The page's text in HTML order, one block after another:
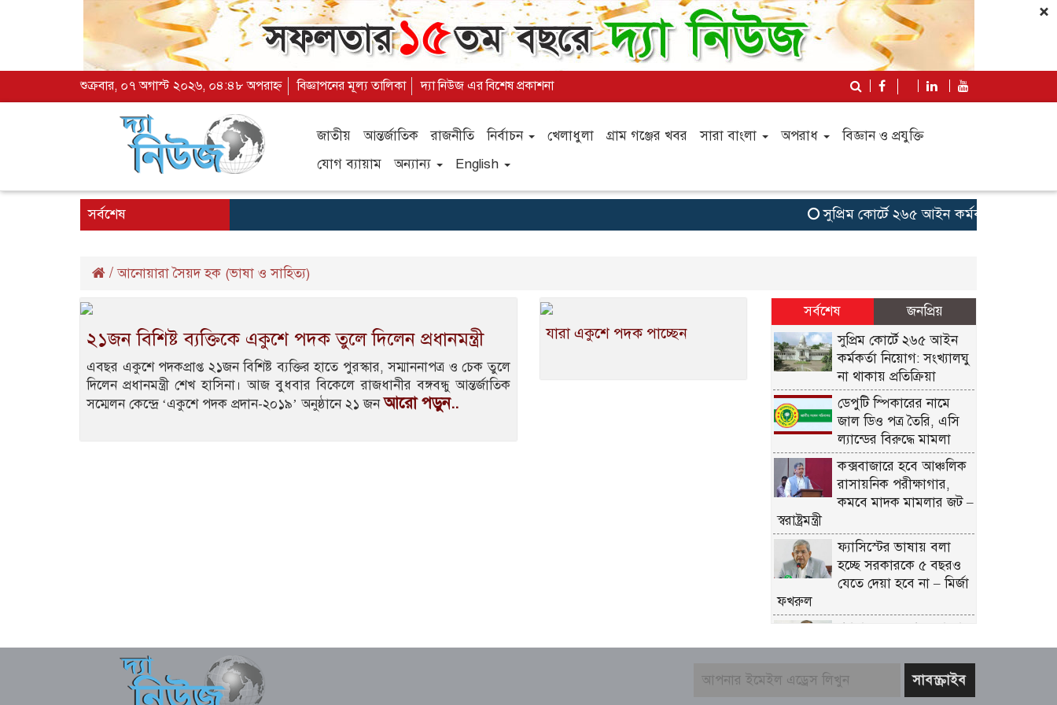
×
শুক্রবার, ০৭ অগাস্ট ২০২৬, ০৪:৪৮ অপরাহ্ন বিজ্ঞাপনের মূল্য তালিকা দ্যা নিউজ এর বিশেষ প্রকাশনা
জাতীয় আন্তর্জাতিক রাজনীতি নির্বাচন খেলাধুলা গ্রাম গঞ্জের খবর সারা বাংলা অপরাধ
বিজ্ঞান ও প্রযুক্তি
যোগ ব্যায়াম
অন্যান্য English
সর্বশেষ সুপ্রিম কোর্টে ২৬৫ আইন কর্মকর্তা নিয়োগ:
/আনোয়ারা সৈয়দ হক (ভাষা ও সাহিত্য)
২১জন বিশিষ্ট ব্যক্তিকে একুশে পদক তুলে দিলেন প্রধানমন্ত্রী
এবছর একুশে পদকপ্রাপ্ত ২১জন বিশিষ্ট ব্যক্তির হাতে পুরস্কার, সম্মাননাপত্র ও চেক তুলে
দিলেন প্রধানমন্ত্রী শেখ হাসিনা। আজ বুধবার বিকেলে রাজধানীর বঙ্গবন্ধু আন্তর্জাতিক
সম্মেলন কেন্দ্রে ‘একুশে পদক প্রদান-২০১৯’ অনুষ্ঠানে ২১ জনআরো পড়ুন..
যারা একুশে পদক পাচ্ছেন
সর্বশেষ
জনপ্রিয়
সুপ্রিম কোর্টে ২৬৫ আইন
কর্মকর্তা নিয়োগ: সংখ্যালঘু
না থাকায় প্রতিক্রিয়া
ডেপুটি স্পিকারের নামে
জাল ডিও পত্র তৈরি, এসি
ল্যান্ডের বিরুদ্ধে মামলা
কক্সবাজারে হবে আঞ্চলিক
রাসায়নিক পরীক্ষাগার,
কমবে মাদক মামলার জট –
স্বরাষ্ট্রমন্ত্রী
ফ্যাসিস্টের ভাষায় বলা
হচ্ছে সরকারকে ৫ বছরও
যেতে দেয়া হবে না – মির্জা
ফখরুল
গণমাধ্যমের ওপর কোনো
গোয়েন্দা চাপ নেই; দাবি
বিএনপির নারী এমপিকে